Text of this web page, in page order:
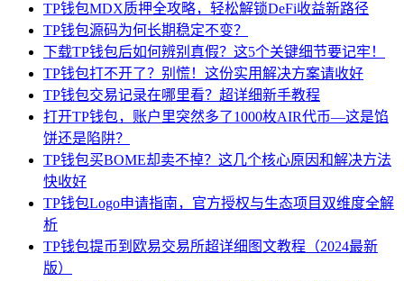
TP钱包MDX质押全攻略，轻松解锁DeFi收益新路径
TP钱包源码为何长期稳定不变？
下载TP钱包后如何辨别真假？这5个关键细节要记牢！
TP钱包打不开了？别慌！这份实用解决方案请收好
TP钱包交易记录在哪里看？超详细新手教程
打开TP钱包，账户里突然多了1000枚AIR代币—这是馅
饼还是陷阱？
TP钱包买BOME却卖不掉？这几个核心原因和解决方法
快收好
TP钱包Logo申请指南，官方授权与生态项目双维度全解
析
TP钱包提币到欧易交易所超详细图文教程（2024最新
版）